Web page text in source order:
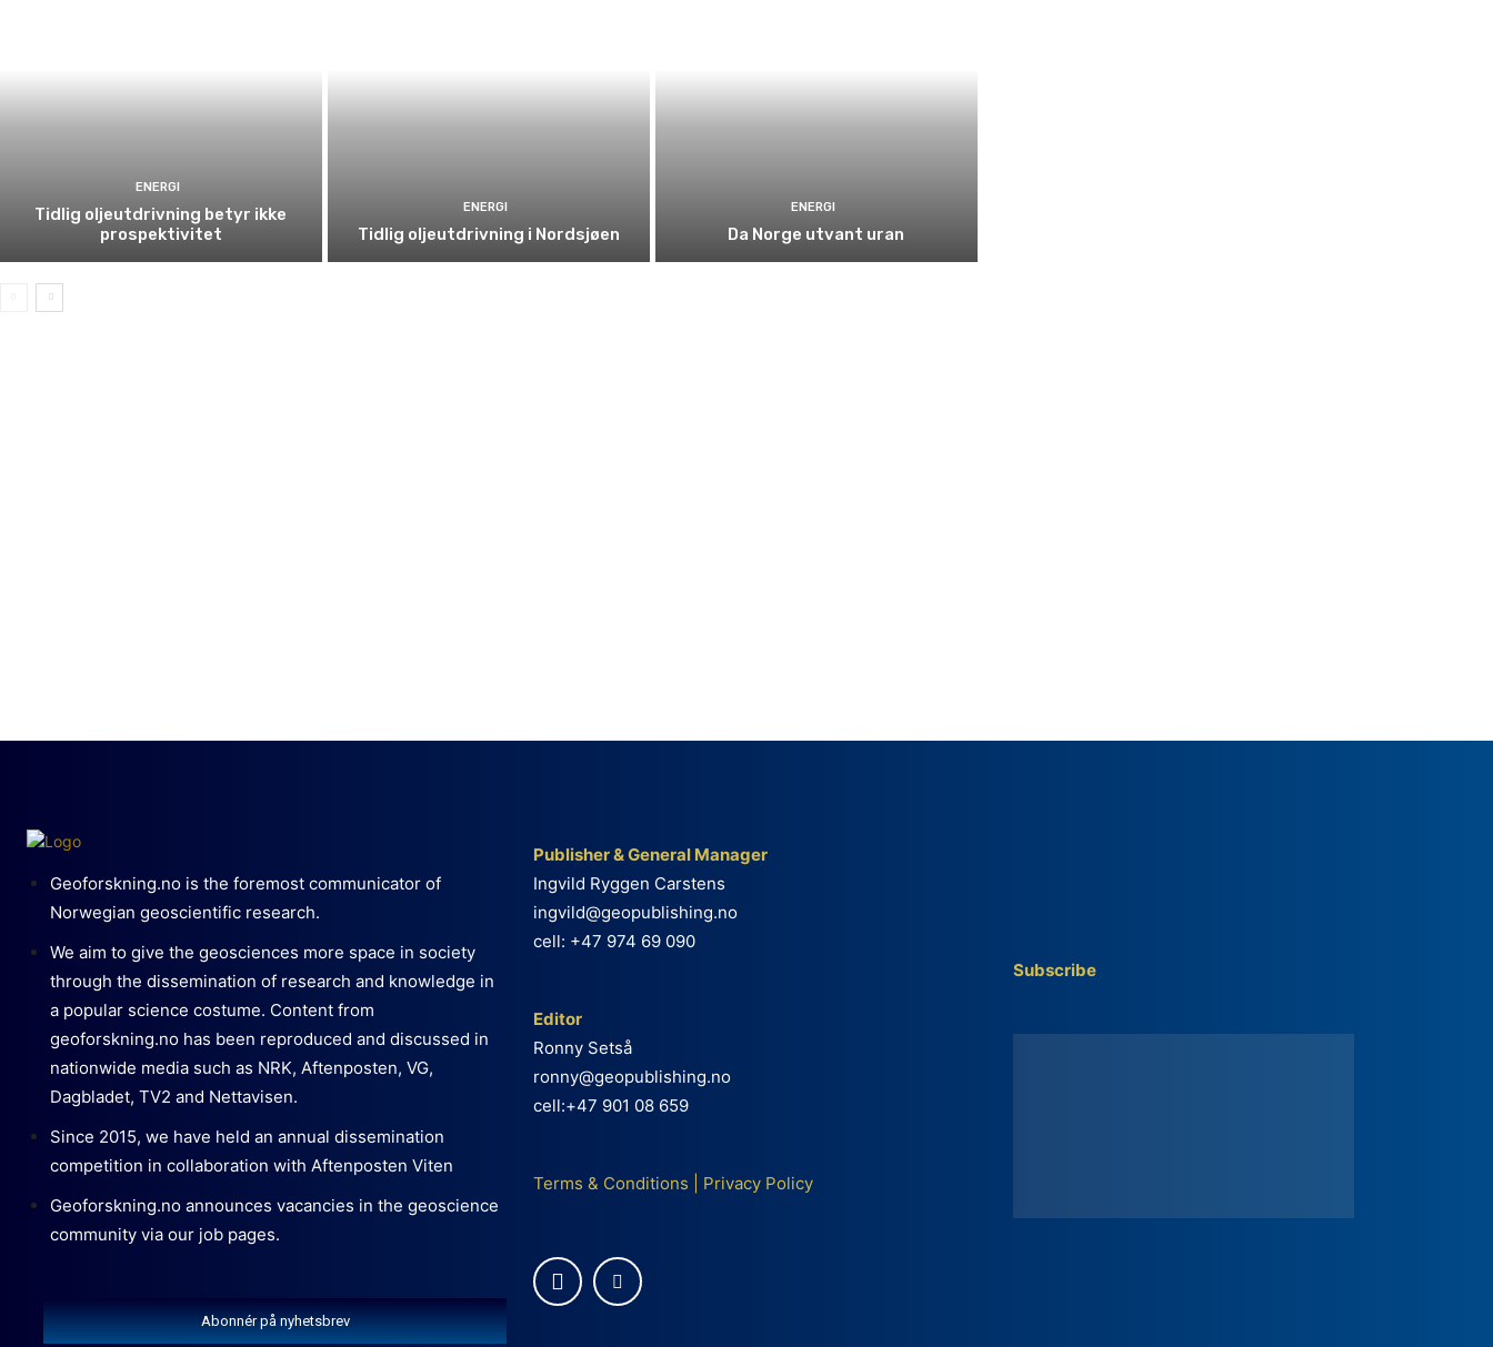
ENERGI
Tidlig oljeutdrivning betyr ikke
prospektivitet
ENERGI
Tidlig oljeutdrivning i Nordsjøen
ENERGI
Da Norge utvant uran
Geoforskning.no is the foremost communicator of
Norwegian geoscientific research.
We aim to give the geosciences more space in society
through the dissemination of research and knowledge in
a popular science costume. Content from
geoforskning.no has been reproduced and discussed in
nationwide media such as NRK, Aftenposten, VG,
Dagbladet, TV2 and Nettavisen.
Since 2015, we have held an annual dissemination
competition in collaboration with Aftenposten Viten
Geoforskning.no announces vacancies in the geoscience
community via our job pages.
Abonnér på nyhetsbrev
Publisher & General Manager
Ingvild Ryggen Carstens
ingvild@geopublishing.no
cell: +47 974 69 090
Editor
Ronny Setså
ronny@geopublishing.no
cell:+47 901 08 659
Terms & Conditions Privacy Policy
Subscribe